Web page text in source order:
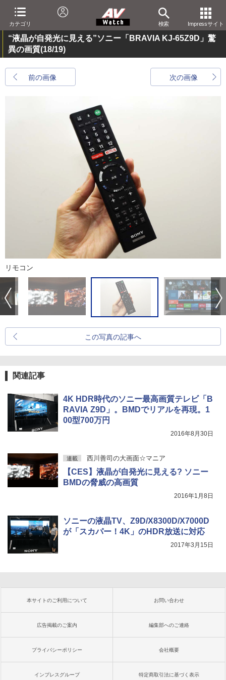
カテゴリ 検索 Impressサイト
“液晶が自発光に見える”ソニー「BRAVIA KJ-65Z9D」驚
異の画質(18/19)
前の画像 次の画像
リモコン
この写真の記事へ
関連記事
4K HDR時代のソニー最高画質テレビ「B
RAVIA Z9D」。BMDでリアルを再現。1
00型700万円
2016年8月30日
連載 西川善司の大画面☆マニア
【CES】液晶が自発光に見える? ソニー
BMDの脅威の高画質
2016年1月8日
ソニーの液晶TV、Z9D/X8300D/X7000D
が「スカパー！4K」のHDR放送に対応
2017年3月15日
本サイトのご利用について お問い合わせ
広告掲載のご案内 編集部へのご連絡
プライバシーポリシー 会社概要
インプレスグループ 特定商取引法に基づく表示